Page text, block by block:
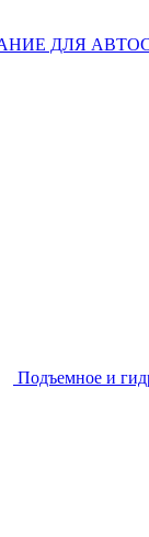
ДЛЯ
Подъемное и